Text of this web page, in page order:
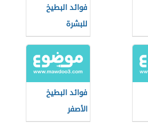
فوائد البطيخ
للبشرة
فوائد البطيخ
الأصفر